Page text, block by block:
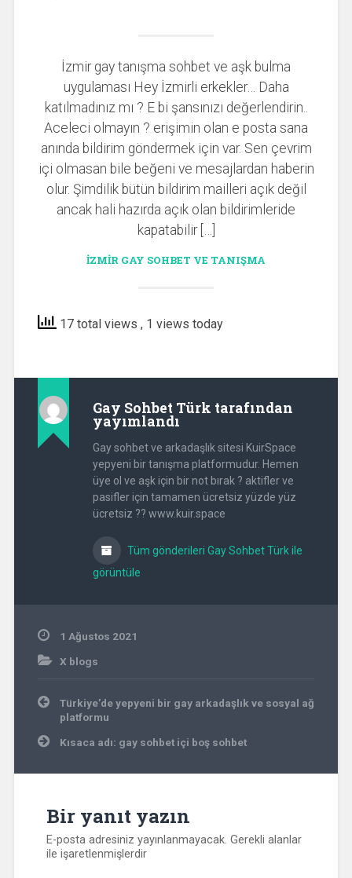
İzmir gay tanışma sohbet ve aşk bulma
uygulaması Hey İzmirli erkekler… Daha
katılmadınız mı ? E bi şansınızı değerlendirin..
Aceleci olmayın ? erişimin olan e posta sana
anında bildirim göndermek için var. Sen çevrim
içi olmasan bile beğeni ve mesajlardan haberin
olur. Şimdilik bütün bildirim mailleri açık değil
ancak hali hazırda açık olan bildirimleride
kapatabilir […]
İZMIR GAY SOHBET VE TANIŞMA
17 total views , 1 views today
Gay Sohbet Türk tarafından
yayımlandı
Gay sohbet ve arkadaşlık sitesi KuirSpace
yepyeni bir tanışma platformudur. Hemen
üye ol ve aşk için bir not bırak ? aktifler ve
pasifler için tamamen ücretsiz yüzde yüz
ücretsiz ?? www.kuir.space
Tüm gönderileri Gay Sohbet Türk ile
görüntüle
1 Ağustos 2021
X blogs
Yazı
gezinmesi
Türkiye’de yepyeni bir gay arkadaşlık ve sosyal ağ
platformu
Kısaca adı: gay sohbet içi boş sohbet
Bir yanıt yazın
E-posta adresiniz yayınlanmayacak. Gerekli alanlar
ile işaretlenmişlerdir